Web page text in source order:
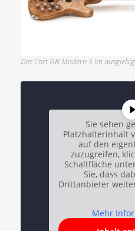
Der Cort GB Modern 5 im
Sie sehen
Platzhalterinhalt
auf den
zuzugreifen,
Schaltfläche
Sie, dass
Drittanbieter
Mehr